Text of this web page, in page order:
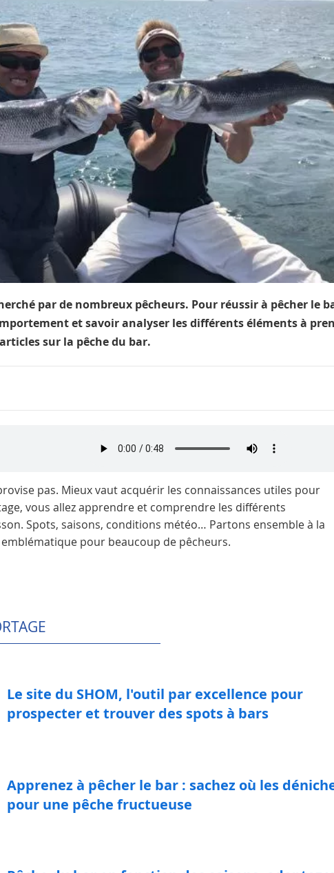
par de nombreux pêcheurs. Pour réussir à pêcher le
et savoir analyser les différents éléments à
sur la pêche du bar.
pas. Mieux vaut acquérir les connaissances utiles pour
vous allez apprendre et comprendre les différents
Spots, saisons, conditions météo… Partons ensemble à la
pour beaucoup de pêcheurs.
Le site du SHOM, l'outil par excellence pour
prospecter et trouver des spots à bars
Apprenez à pêcher le bar : sachez où les
pour une pêche fructueuse